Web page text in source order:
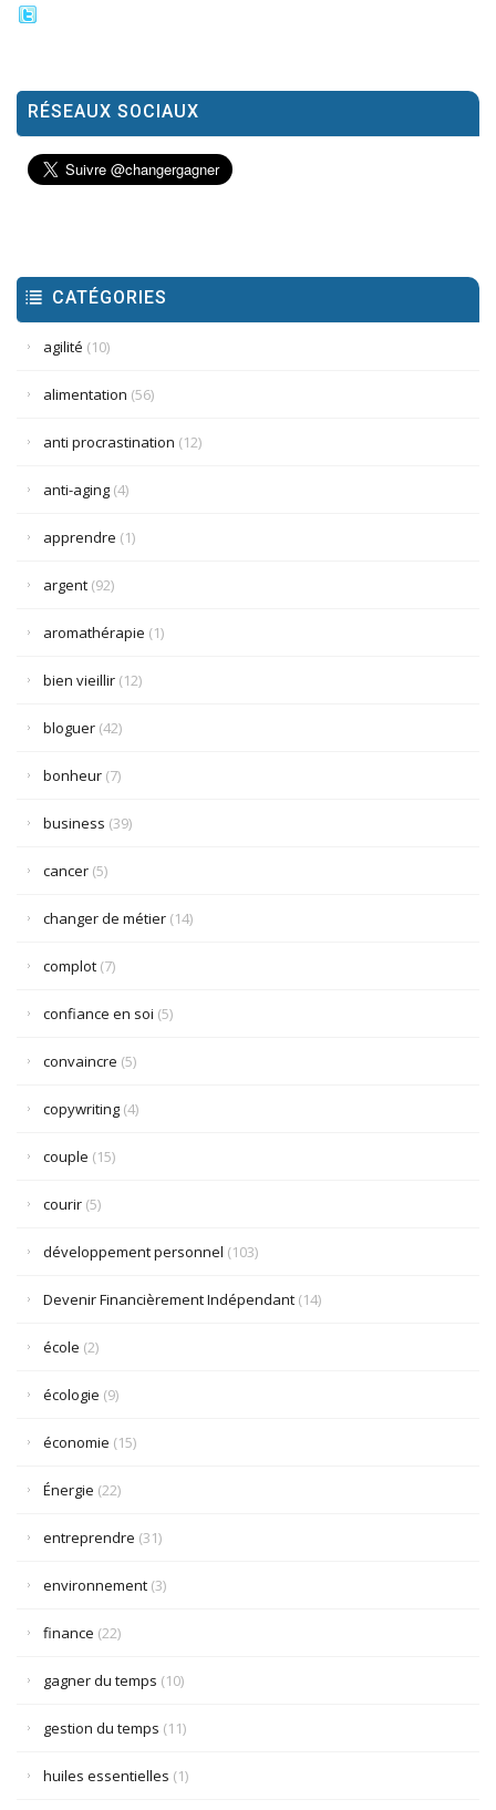
RÉSEAUX SOCIAUX
CATÉGORIES
agilité (10)
alimentation (56)
anti procrastination (12)
anti-aging (4)
apprendre (1)
argent (92)
aromathérapie (1)
bien vieillir (12)
bloguer (42)
bonheur (7)
business (39)
cancer (5)
changer de métier (14)
complot (7)
confiance en soi (5)
convaincre (5)
copywriting (4)
couple (15)
courir (5)
développement personnel (103)
Devenir Financièrement Indépendant (14)
école (2)
écologie (9)
économie (15)
Énergie (22)
entreprendre (31)
environnement (3)
finance (22)
gagner du temps (10)
gestion du temps (11)
huiles essentielles (1)